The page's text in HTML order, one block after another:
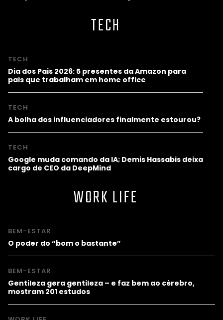
TECH
TECH
Dia dos Pais 2026: 5 presentes da Amazon para
pais que trabalham em home office
TECH
A bolha dos influenciadores finalmente estourou?
TECH
Google muda comando da IA; Demis Hassabis deixa
cargo de CEO da DeepMind
WORK LIFE
BEM-ESTAR
O poder do “bom o bastante”
BEM-ESTAR
Gentileza gera gentileza – e faz bem ao cérebro,
mostram 201 estudos